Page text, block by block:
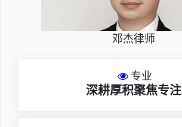
邓杰律师
专业
深耕厚积聚焦专注